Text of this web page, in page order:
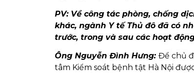
PV: Về công tác phòng, chống
khác, ngành Y tế Thủ đô đã có
trước, trong và sau các hoạt
Ông Nguyễn Đình Hưng: Để chủ
tâm Kiểm soát bệnh tật Hà Nội